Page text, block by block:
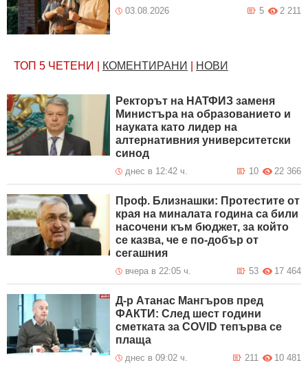
03.08.2026 2 211
5
ТОП 5 ЧЕТЕНИ КОМЕНТИРАНИ НОВИ
Ректорът на НАТФИЗ заменя
Министъра на образованието и
науката като лидер на
алтернативния университетски
синод
днес в 12:42 ч. 22 366
10
Проф. Близнашки: Протестите от
края на миналата година са били
насочени към бюджет, за който
се казва, че е по-добър от
сегашния
вчера в 22:05 ч. 17 464
53
Д-р Атанас Мангъров пред
ФАКТИ: След шест години
сметката за COVID тепърва се
плаща
днес в 09:02 ч. 10 481
211